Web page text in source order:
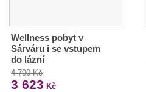
Wellness pobyt v
Sárváru i se vstupem
do lázní
4 790 Kč
3 623 Kč